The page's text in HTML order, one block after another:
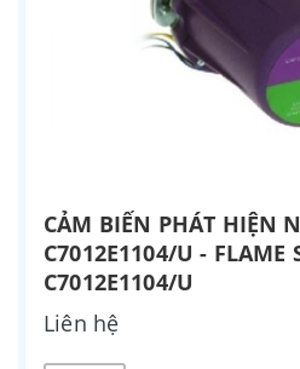
CẢM BIẾN PHÁT HIỆN
C7012E1104/U - FLAME
C7012E1104/U
Liên hệ